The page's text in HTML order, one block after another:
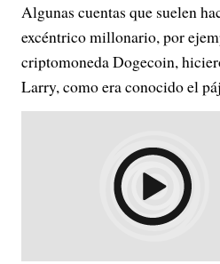
Algunas cuentas que suelen
excéntrico millonario, por
criptomoneda Dogecoin,
Larry, como era conocido el